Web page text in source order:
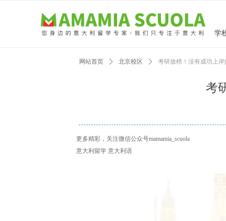
学
考
网站首页 ꄲ 北京校区 ꄲ 考研放榜！没有成功上
更多精彩，关注微信公众号mamamia_scuola
意大利留学 意大利语